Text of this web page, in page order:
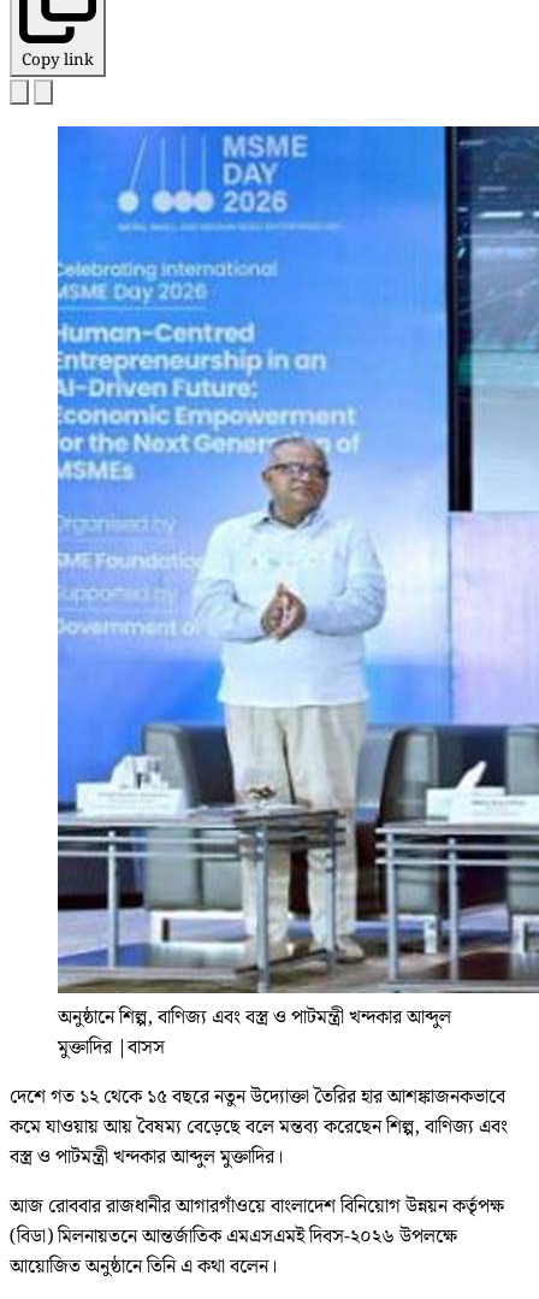
Copy link
অনুষ্ঠানে শিল্প, বাণিজ্য এবং বস্ত্র ও পাটমন্ত্রী খন্দকার আব্দুল
মুক্তাদির |বাসস
দেশে গত ১২ থেকে ১৫ বছরে নতুন উদ্যোক্তা তৈরির হার আশঙ্কাজনকভাবে
কমে যাওয়ায় আয় বৈষম্য বেড়েছে বলে মন্তব্য করেছেন শিল্প, বাণিজ্য এবং
বস্ত্র ও পাটমন্ত্রী খন্দকার আব্দুল মুক্তাদির।
আজ রোববার রাজধানীর আগারগাঁওয়ে বাংলাদেশ বিনিয়োগ উন্নয়ন কর্তৃপক্ষ
(বিডা) মিলনায়তনে আন্তর্জাতিক এমএসএমই দিবস-২০২৬ উপলক্ষে
আয়োজিত অনুষ্ঠানে তিনি এ কথা বলেন।